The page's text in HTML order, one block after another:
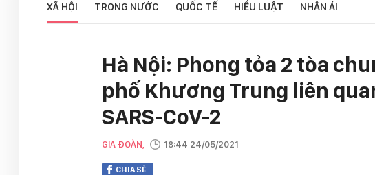
XÃ HỘI TRONG NƯỚC QUỐC TẾ HIỂU LUẬT NHÂN ÁI
Hà Nội: Phong tỏa 2 tòa
phố Khương Trung liên
SARS-CoV-2
GIA ĐOÀN, 18:44 24/05/2021
CHIA SẺ